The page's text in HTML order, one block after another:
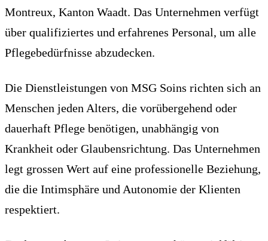
Montreux, Kanton Waadt. Das Unternehmen verfügt
über qualifiziertes und erfahrenes Personal, um alle
Pflegebedürfnisse abzudecken.
Die Dienstleistungen von MSG Soins richten sich an
Menschen jeden Alters, die vorübergehend oder
dauerhaft Pflege benötigen, unabhängig von
Krankheit oder Glaubensrichtung. Das Unternehmen
legt grossen Wert auf eine professionelle Beziehung,
die die Intimsphäre und Autonomie der Klienten
respektiert.